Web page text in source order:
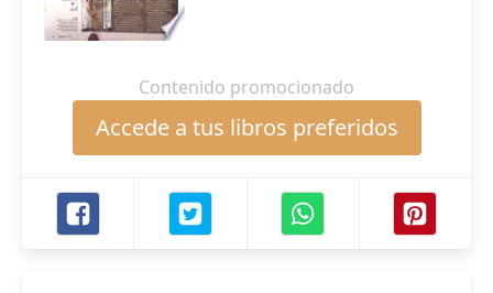
Contenido promocionado
Accede a tus libros preferidos